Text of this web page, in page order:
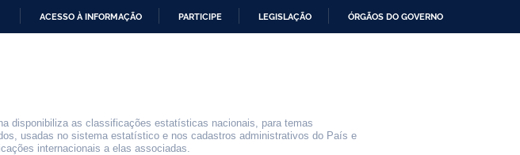
ACESSO À INFORMAÇÃO PARTICIPE LEGISLAÇÃO ÓRGÃOS DO GOVERNO
disponibiliza as classificações estatísticas nacionais, para temas
usadas no sistema estatístico e nos cadastros administrativos do País e
internacionais a elas associadas.